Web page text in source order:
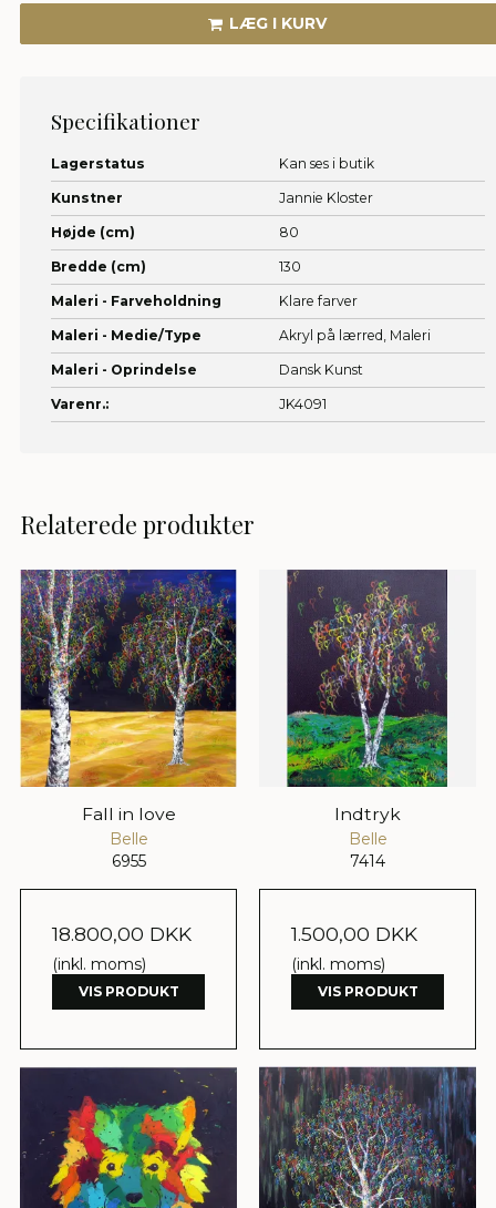
LÆG I KURV
Specifikationer
Lagerstatus Kan ses i butik
Kunstner Jannie Kloster
Højde (cm) 80
Bredde (cm) 130
Maleri - Farveholdning Klare farver
Maleri - Medie/Type Akryl på lærred, Maleri
Maleri - Oprindelse Dansk Kunst
Varenr.: JK4091
Relaterede produkter
Fall in love
Belle
6955
18.800,00 DKK
(inkl. moms)
VIS PRODUKT
Indtryk
Belle
7414
1.500,00 DKK
(inkl. moms)
VIS PRODUKT